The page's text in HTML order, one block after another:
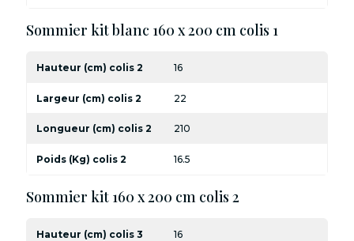
Sommier kit blanc 160 x 200 cm colis 1
Hauteur (cm) colis 2 16
Largeur (cm) colis 2 22
Longueur (cm) colis 2 210
Poids (Kg) colis 2 16.5
Sommier kit 160 x 200 cm colis 2
Hauteur (cm) colis 3 16